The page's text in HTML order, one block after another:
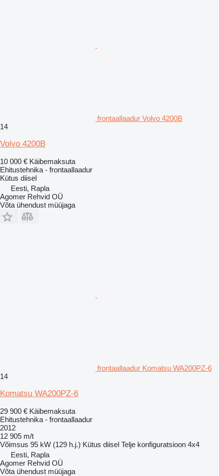
frontaallaadur Volvo 4200B
14
Volvo 4200B
10 000 € Käibemaksuta
Ehitustehnika - frontaallaadur
Kütus diisel
Eesti, Rapla
Agomer Rehvid OÜ
Võta ühendust müüjaga
frontaallaadur Komatsu WA200PZ-6
14
Komatsu WA200PZ-6
29 900 € Käibemaksuta
Ehitustehnika - frontaallaadur
2012
12 905 m/t
Võimsus 95 kW (129 h.j.) Kütus diisel Telje konfiguratsioon 4x4
Eesti, Rapla
Agomer Rehvid OÜ
Võta ühendust müüjaga